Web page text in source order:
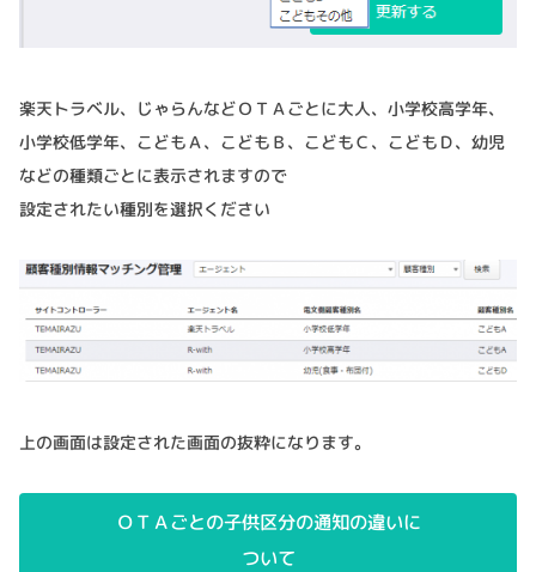
楽天トラベル、じゃらんなどＯＴＡごとに大人、小学校高学年、
小学校低学年、こどもＡ、こどもＢ、こどもＣ、こどもＤ、幼児
などの種類ごとに表示されますので
設定されたい種別を選択ください
上の画面は設定された画面の抜粋になります。
ＯＴＡごとの子供区分の通知の違いに
ついて